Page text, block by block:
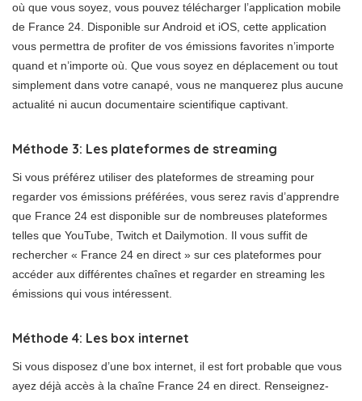
où que vous soyez, vous pouvez télécharger l’application mobile
de France 24. Disponible sur Android et iOS, cette application
vous permettra de profiter de vos émissions favorites n’importe
quand et n’importe où. Que vous soyez en déplacement ou tout
simplement dans votre canapé, vous ne manquerez plus aucune
actualité ni aucun documentaire scientifique captivant.
Méthode 3: Les plateformes de streaming
Si vous préférez utiliser des plateformes de streaming pour
regarder vos émissions préférées, vous serez ravis d’apprendre
que France 24 est disponible sur de nombreuses plateformes
telles que YouTube, Twitch et Dailymotion. Il vous suffit de
rechercher « France 24 en direct » sur ces plateformes pour
accéder aux différentes chaînes et regarder en streaming les
émissions qui vous intéressent.
Méthode 4: Les box internet
Si vous disposez d’une box internet, il est fort probable que vous
ayez déjà accès à la chaîne France 24 en direct. Renseignez-